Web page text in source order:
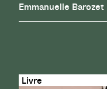
Emmanuelle Barozet